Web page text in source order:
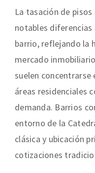
La tasación de
notables diferencias
barrio, reflejando la
mercado
suelen concentrarse
áreas residenciales
demanda. Barrios
entorno de la
clásica y ubicación
cotizaciones